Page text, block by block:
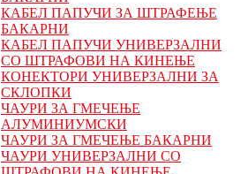
КАБЕЛ ПАПУЧИ ЗА ШТРАФЕЊЕ
БАКАРНИ
КАБЕЛ ПАПУЧИ УНИВЕРЗАЛНИ
СО ШТРАФОВИ НА КИНЕЊЕ
КОНЕКТОРИ УНИВЕРЗАЛНИ ЗА
СКЛОПКИ
ЧАУРИ ЗА ГМЕЧЕЊЕ
АЛУМИНИУМСКИ
ЧАУРИ ЗА ГМЕЧЕЊЕ БАКАРНИ
ЧАУРИ УНИВЕРЗАЛНИ СО